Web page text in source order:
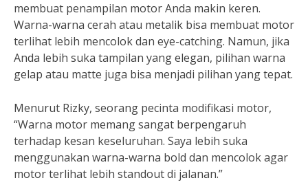
membuat penampilan motor Anda makin keren.
Warna-warna cerah atau metalik bisa membuat motor
terlihat lebih mencolok dan eye-catching. Namun, jika
Anda lebih suka tampilan yang elegan, pilihan warna
gelap atau matte juga bisa menjadi pilihan yang tepat.
Menurut Rizky, seorang pecinta modifikasi motor,
“Warna motor memang sangat berpengaruh
terhadap kesan keseluruhan. Saya lebih suka
menggunakan warna-warna bold dan mencolok agar
motor terlihat lebih standout di jalanan.”